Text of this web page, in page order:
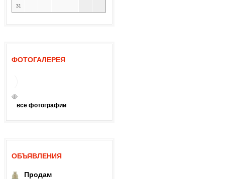
31
ФОТОГАЛЕРЕЯ
все фотографии
ОБЪЯВЛЕНИЯ
Продам